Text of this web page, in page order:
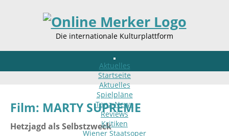
Die internationale Kulturplattform
Aktuelles
Startseite
Aktuelles
Spielpläne
Tanz-News
Reviews
Kritiken
Wiener Staatsoper
Film: MARTY SUPREME
Hetzjagd als Selbstzweck